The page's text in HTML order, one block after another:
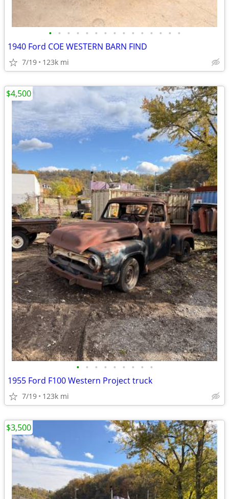
• • • • • • • • • • • • • • •
1940 Ford COE WESTERN BARN FIND
7/19 123k mi
• • • • • • • • •
1955 Ford F100 Western Project truck
7/19 123k mi
$4,500
$3,500